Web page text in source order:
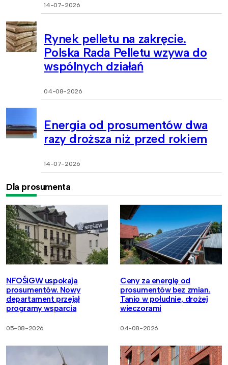
14-07-2026
Rynek pelletu na zakręcie.
Polska Rada Pelletu wzywa do
wspólnych działań
04-08-2026
Energia od prosumentów dwa
razy droższa niż przed rokiem
14-07-2026
Dla prosumenta
NFOŚiGW uspokaja
prosumentów. Nowy
departament przejął
programy wsparcia
05-08-2026
Ceny za energię od
prosumentów bez zmian.
Tanio w południe, drożej
wieczorami
04-08-2026